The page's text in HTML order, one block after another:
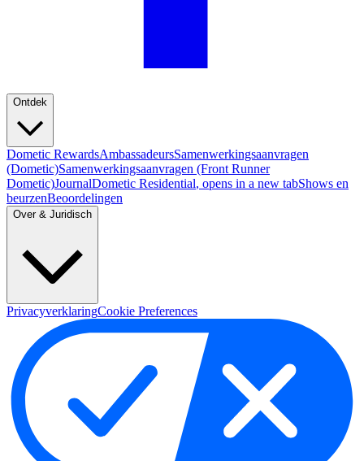
Ontdek
Dometic RewardsAmbassadeursSamenwerkingsaanvragen
(Dometic)Samenwerkingsaanvragen (Front Runner
Dometic)JournalDometic Residential, opens in a new tabShows en
beurzenBeoordelingen
Over & Juridisch
PrivacyverklaringCookie Preferences